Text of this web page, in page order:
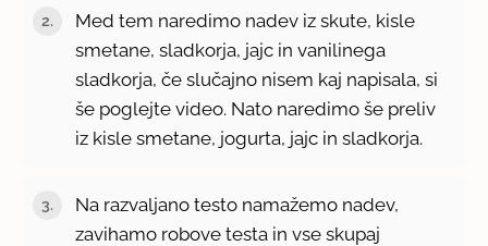
Med tem naredimo nadev iz skute, kisle
smetane, sladkorja, jajc in vanilinega
sladkorja, če slučajno nisem kaj napisala, si
še poglejte video. Nato naredimo še preliv
iz kisle smetane, jogurta, jajc in sladkorja.
Na razvaljano testo namažemo nadev,
zavihamo robove testa in vse skupaj